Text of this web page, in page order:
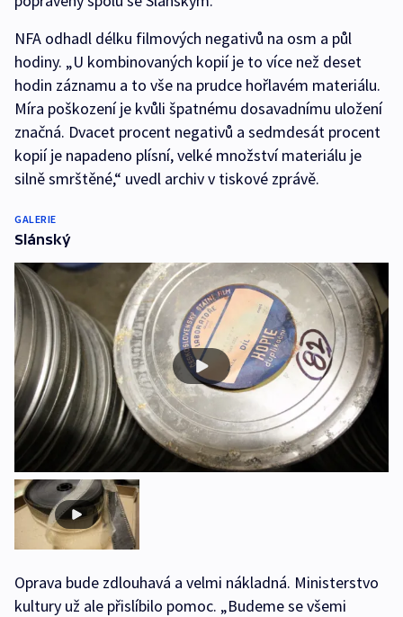
NFA odhadl délku filmových negativů na osm a půl
hodiny. „U kombinovaných kopií je to více než deset
hodin záznamu a to vše na prudce hořlavém materiálu.
Míra poškození je kvůli špatnému dosavadnímu uložení
značná. Dvacet procent negativů a sedmdesát procent
kopií je napadeno plísní, velké množství materiálu je
silně smrštěné,“ uvedl archiv v tiskové zprávě.
GALERIE
Slánský
Oprava bude zdlouhavá a velmi nákladná. Ministerstvo
kultury už ale přislíbilo pomoc. „Budeme se všemi